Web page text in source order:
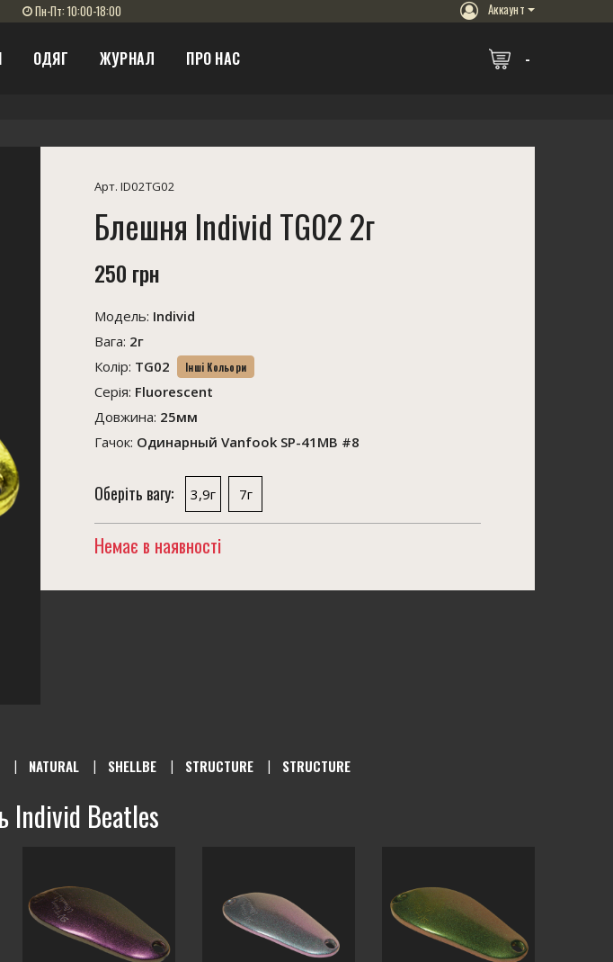
Пн-Пт: 10:00-18:00 Аккаунт
ОДЯГ ЖУРНАЛ ПРО НАС
Арт. ID02TG02
Блешня Individ TG02 2г
250 грн
Модель: Individ
Вага: 2г
Колір: TG02 Інші Кольори
Серія: Fluorescent
Довжина: 25мм
Гачок: Одинарный Vanfook SP-41MB #8
Оберіть вагу: 3,9г 7г
Немає в наявності
NATURAL SHELLBE STRUCTURE STRUCTURE
Individ Beatles